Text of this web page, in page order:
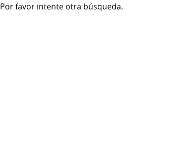
Por favor intente otra búsqueda.